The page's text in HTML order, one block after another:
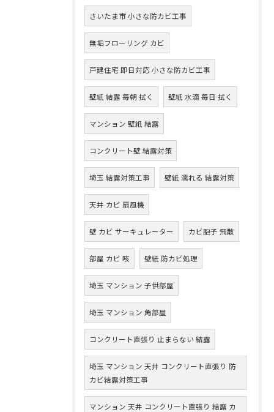
さいたま市 小さな防カビ工事
無垢フローリング カビ
戸建住宅 即日対応 小さな防カビ工事
壁紙 結露 毎朝 拭く 壁紙 水滴 毎日 拭く
マンション 壁紙 結露
コンクリート壁 結露対策
埼玉 結露対策工事 壁紙 濡れる 結露対策
天井 カビ 扇風機
壁 カビ サーキュレーター カビ胞子 飛散
部屋 カビ 咳 壁紙 防カビ処理
埼玉 マンション 子供部屋
埼玉 マンション 角部屋
コンクリート直張り 止まらない 結露
埼玉 マンション 天井 コンクリート直張り 防
カビ結露対策工事
マンション 天井 コンクリート直張り 結露 カ